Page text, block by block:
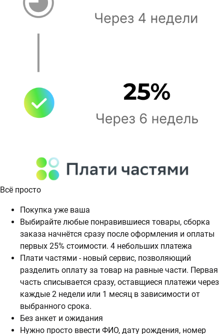
Всё просто
Покупка уже ваша
Выбирайте любые понравившиеся товары, сборка
заказа начнётся сразу после оформления и оплаты
первых 25% стоимости. 4 небольших платежа
Плати частями - новый сервис, позволяющий
разделить оплату за товар на равные части. Первая
часть списывается сразу, оставщиеся платежи через
каждые 2 недели или 1 месяц в зависимости от
выбранного срока.
Без анкет и ожидания
Нужно просто ввести ФИО, дату рождения, номер